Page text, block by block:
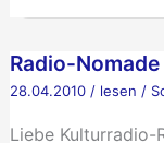
Radiosendung
Radio-
28.04.2010/ lesen /
Liebe